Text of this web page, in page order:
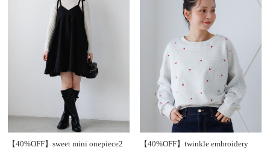
【40%OFF】sweet mini onepiece2
【40%OFF】twinkle embroidery